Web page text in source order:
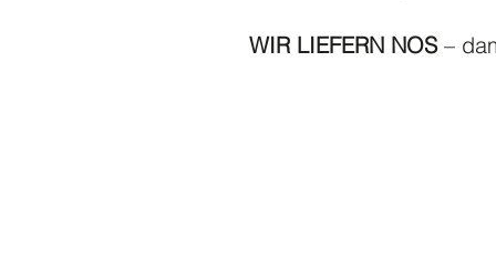
WIR LIEFERN NOS–